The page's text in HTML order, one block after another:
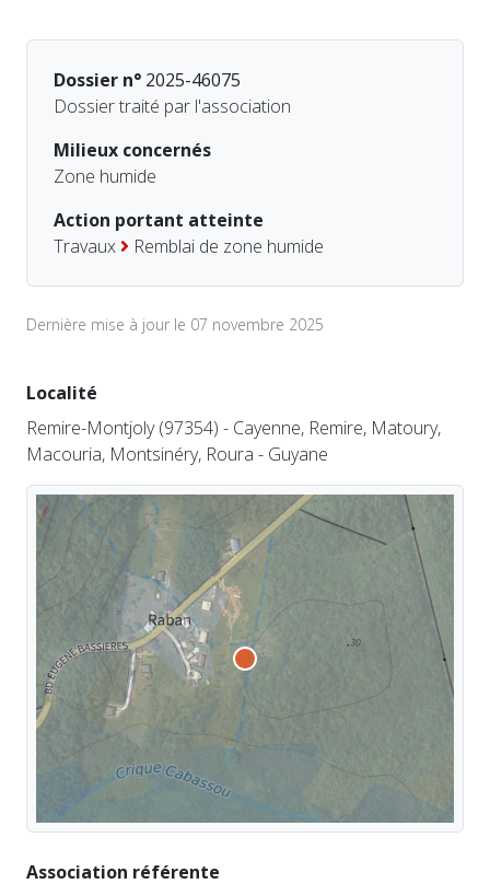
Dossier n° 2025-46075
Dossier traité par l'association
Milieux concernés
Zone humide
Action portant atteinte
Travaux
Remblai de zone humide
Dernière mise à jour le 07 novembre 2025
Localité
Remire-Montjoly (97354) - Cayenne, Remire, Matoury,
Macouria, Montsinéry, Roura - Guyane
Association référente